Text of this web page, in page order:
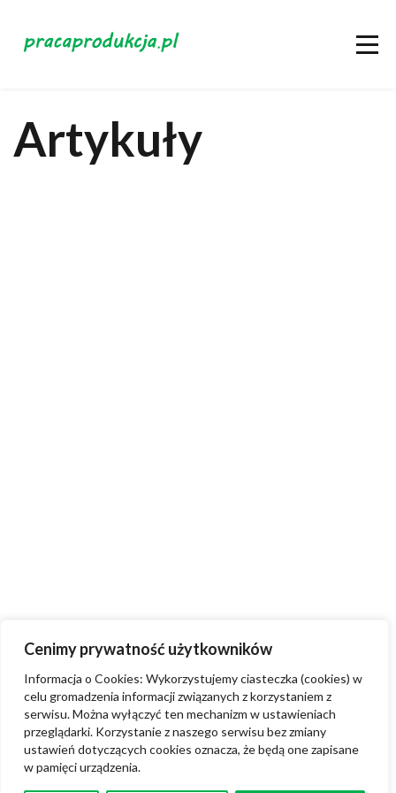
Cenimy prywatność użytkowników
Informacja o Cookies: Wykorzystujemy ciasteczka (cookies) w
celu gromadzenia informacji związanych z korzystaniem z
serwisu. Można wyłączyć ten mechanizm w ustawieniach
przeglądarki. Korzystanie z naszego serwisu bez zmiany
ustawień dotyczących cookies oznacza, że będą one zapisane
w pamięci urządzenia.
Artykuły